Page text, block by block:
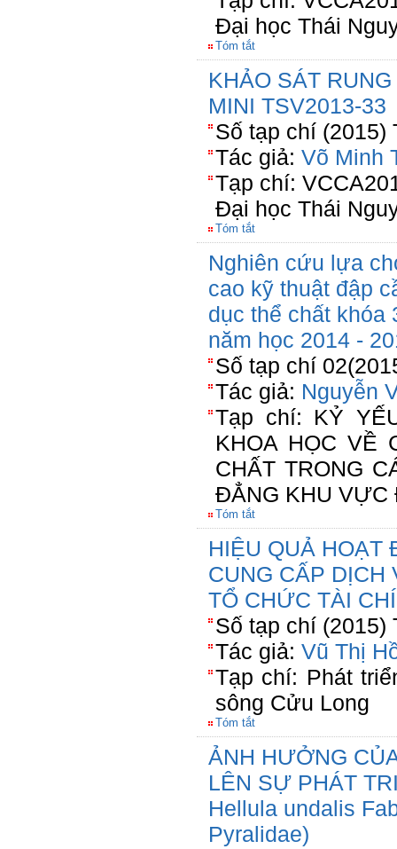
Đại học Thái
Tóm tắt
KHẢO SÁT
MINI TSV2013-33
Số tạp chí (2015)
Tác giả: Võ Minh
Tạp chí:
Đại học Thái
Tóm tắt
Nghiên cứu lựa
cao kỹ thuật đập
dục thể chất
năm học 2014 -
Số tạp chí
Tác giả: Nguyễn
Tạp chí: KỶ
KHOA HỌC VỀ
CHẤT TRONG
ĐẲNG KHU VỰC
Tóm tắt
HIỆU QUẢ HOẠT
CUNG CẤP DỊCH
TỔ CHỨC TÀI
Số tạp chí (2015)
Tác giả: Vũ Thị
Tạp chí: Phát
sông Cửu Long
Tóm tắt
ẢNH HƯỞNG
LÊN SỰ PHÁT
Hellula undalis
Pyralidae)